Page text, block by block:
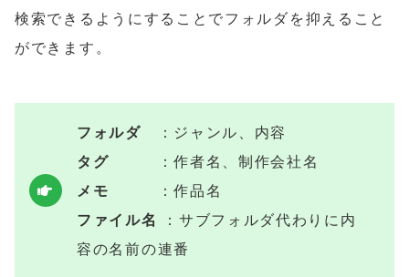
検索できるようにすることでフォルダを抑えること
ができます。
フォルダ ：ジャンル、内容
タグ ：作者名、制作会社名
メモ ：作品名
ファイル名
：サブフォルダ代わりに内
容の名前の連番